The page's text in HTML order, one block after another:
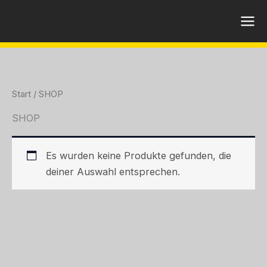
springen
Start / SHOP
SHOP
Es wurden keine Produkte gefunden, die
deiner Auswahl entsprechen.